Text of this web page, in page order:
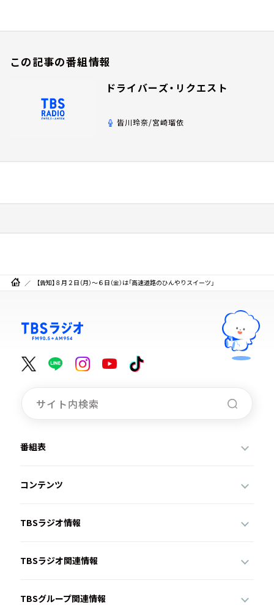
この記事の番組情報
ドライバーズ・リクエスト
皆川玲奈/宮崎瑠依
【告知】８月２日（月）～６日（金）は「高速道路のひんやりスイーツ」
番組表
コンテンツ
TBSラジオ情報
TBSラジオ関連情報
TBSグループ関連情報